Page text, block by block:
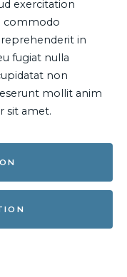
exercitation
commodo
in
fugiat nulla
non
mollit anim
sit amet.